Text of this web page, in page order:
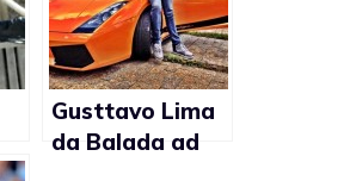
Gusttavo Lima
da Balada ad